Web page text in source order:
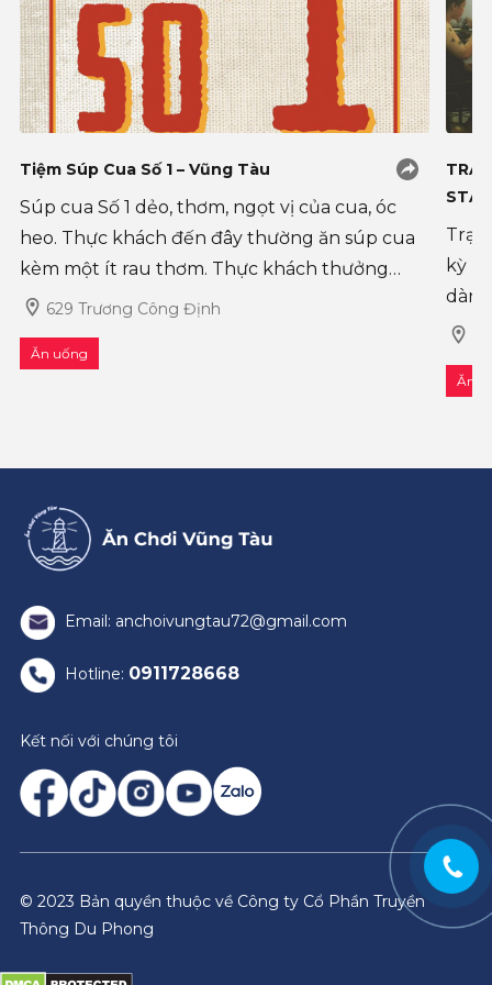
Tiệm Súp Cua Số 1 – Vũng Tàu
Súp cua Số 1 dẻo, thơm, ngọt vị của cua, óc
heo. Thực khách đến đây thường ăn súp cua
kèm một ít rau thơm. Thực khách thưởng
thức soup cua đều bưng bát lên để húp để
ch�
629 Trương Công Định
Ăn uống
kỳ
cần
Ăn
Email: anchoivungtau72@gmail.com
Hotline: 0911728668
Kết nối với chúng tôi
© 2023 Bản quyền thuộc về Công ty Cổ Phần Truyền
Thông Du Phong